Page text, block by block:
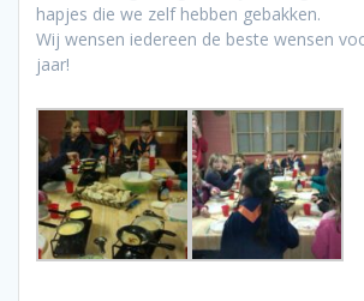
hapjes die we zelf hebben gebakken.
Wij wensen iedereen de beste wensen
jaar!